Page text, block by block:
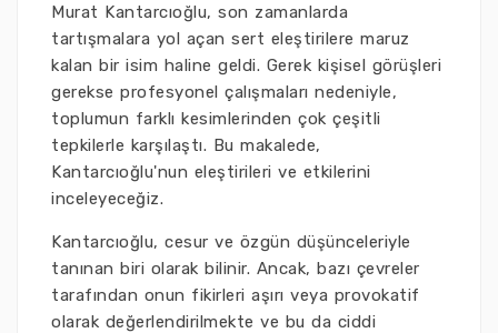
Murat Kantarcıoğlu, son zamanlarda
tartışmalara yol açan sert eleştirilere maruz
kalan bir isim haline geldi. Gerek kişisel görüşleri
gerekse profesyonel çalışmaları nedeniyle,
toplumun farklı kesimlerinden çok çeşitli
tepkilerle karşılaştı. Bu makalede,
Kantarcıoğlu'nun eleştirileri ve etkilerini
inceleyeceğiz.
Kantarcıoğlu, cesur ve özgün düşünceleriyle
tanınan biri olarak bilinir. Ancak, bazı çevreler
tarafından onun fikirleri aşırı veya provokatif
olarak değerlendirilmekte ve bu da ciddi